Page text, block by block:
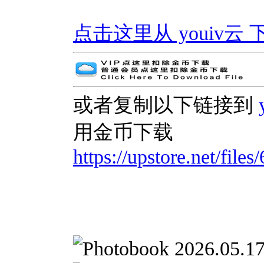
点击这里从 youiv云
或者复制以下链接到
用金币下载
https://upstore.net/